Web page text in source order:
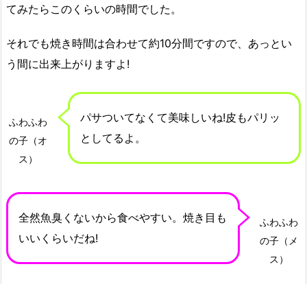
てみたらこのくらいの時間でした。
それでも焼き時間は合わせて約10分間ですので、あっとい
う間に出来上がりますよ!
ふわふわ
の子（オ
ス）
パサついてなくて美味しいね!皮もパリッ
としてるよ。
ふわふわ
の子（メ
ス）
全然魚臭くないから食べやすい。焼き目も
いいくらいだね!